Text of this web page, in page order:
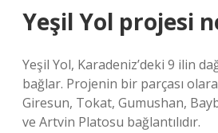
Yeşil Yol projesi
Yeşil Yol, Karadeniz’deki 9 ilin
bağlar. Projenin bir parçası
Giresun, Tokat, Gumushan,
ve Artvin Platosu bağlantılıdır.